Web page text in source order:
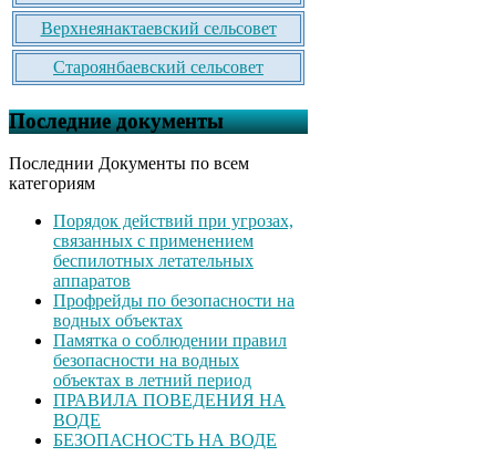
Верхнеянактаевский сельсовет
Староянбаевский сельсовет
Последние документы
Последнии Документы по всем
категориям
Порядок действий при угрозах,
связанных с применением
беспилотных летательных
аппаратов
Профрейды по безопасности на
водных объектах
Памятка о соблюдении правил
безопасности на водных
объектах в летний период
ПРАВИЛА ПОВЕДЕНИЯ НА
ВОДЕ
БЕЗОПАСНОСТЬ НА ВОДЕ